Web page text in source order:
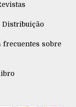
frecuentes sobre